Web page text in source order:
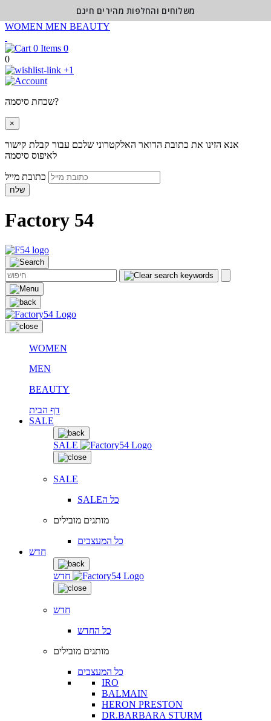
WOMEN MEN BEAUTY
0
0
+1
שכחת סיסמה?
×
אנא הזינו את כתובת הדואר האלקטרוני שלכם עבור קבלת קישור
לאיפוס סיסמה
שלח
Factory 54
WOMEN
MEN
BEAUTY
דף הבית
SALE
SALE
SALE
SALEכל ה
מותגים מובילים
כל המעצבים
חדש
חדש
חדש
כל החדש
מותגים מובילים
כל המעצבים
IRO
BALMAIN
HERON PRESTON
DR.BARBARA STURM
משלוחים והחלפות מהירים חינם